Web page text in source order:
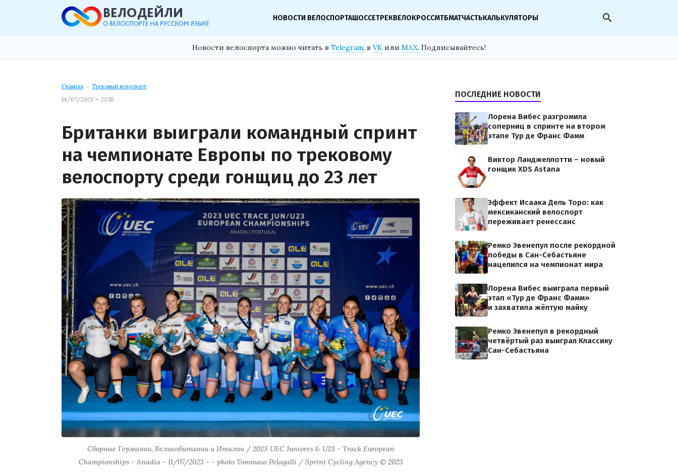
НОВОСТИ ВЕЛОСПОРТАШОССЕТРЕКВЕЛОКРОССМТБМАТЧАСТЬКАЛЬКУЛЯТОРЫ search
Новости велоспорта можно читать в Telegram, в VK или MAX. Подписывайтесь!
Главная → Трековый велоспорт
14/07/2023 — 23:55
Британки выиграли командный спринт
на чемпионате Европы по трековому
велоспорту среди гонщиц до 23 лет
Сборные Германии, Великобитании и Италии / 2023 UEC Juniores & U23 - Track European
Championships - Anadia - 11/07/2023 - - photo Tommaso Pelagalli / Sprint Cycling Agency © 2023
ПОСЛЕДНИЕ НОВОСТИ
Лорена Вибес разгромила
соперниц в спринте на втором
этапе Тур де Франс Фамм
Виктор Ланджеллотти – новый
гонщик XDS Astana
Эффект Исаака Дель Торо: как
мексиканский велоспорт
переживает ренессанс
Ремко Эвенепул после рекордной
победы в Сан-Себастьяне
нацелился на чемпионат мира
Лорена Вибес выиграла первый
этап «Тур де Франс Фамм»
и захватила жёлтую майку
Ремко Эвенепул в рекордный
четвёртый раз выиграл Классику
Сан-Себастьяна